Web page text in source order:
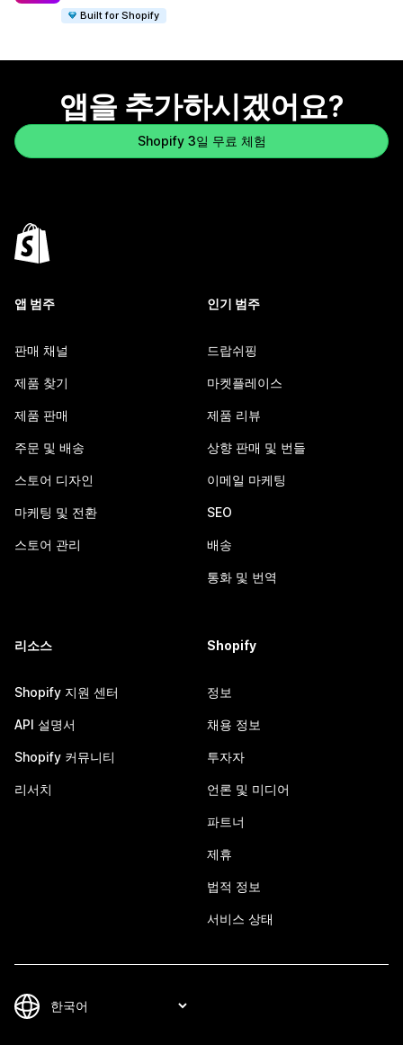
Built for Shopify
앱을 추가하시겠어요?
Shopify 3일 무료 체험
앱 범주
판매 채널
제품 찾기
제품 판매
주문 및 배송
스토어 디자인
마케팅 및 전환
스토어 관리
인기 범주
드랍쉬핑
마켓플레이스
제품 리뷰
상향 판매 및 번들
이메일 마케팅
SEO
배송
통화 및 번역
리소스
Shopify 지원 센터
API 설명서
Shopify 커뮤니티
리서치
Shopify
정보
채용 정보
투자자
언론 및 미디어
파트너
제휴
법적 정보
서비스 상태